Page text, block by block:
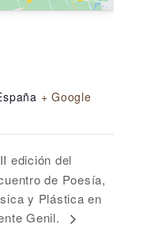
+ Google
edición del
de Poesía,
y Plástica en
Genil.